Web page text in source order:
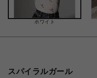
ホワイト
スパイラルガール